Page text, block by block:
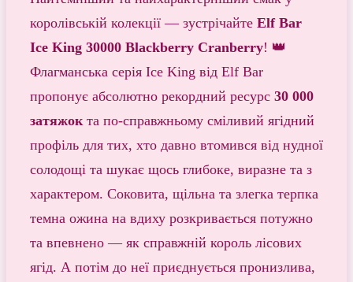
королівській колекції — зустрічайте Elf Bar
Ice King 30000 Blackberry Cranberry! 👑
Флагманська серія Ice King від Elf Bar
пропонує абсолютно рекордний ресурс 30 000
затяжокта по-справжньому сміливий ягідний
профіль для тих, хто давно втомився від нудної
солодощі та шукає щось глибоке, виразне та з
характером. Соковита, щільна та злегка терпка
темна ожина на вдиху розкривається потужно
та впевнено — як справжній король лісових
ягід. А потім до неї приєднується пронизлива,